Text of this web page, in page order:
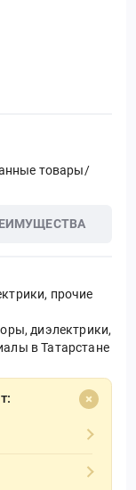
товары/
прочие
диэлектрики,
в Татарстане